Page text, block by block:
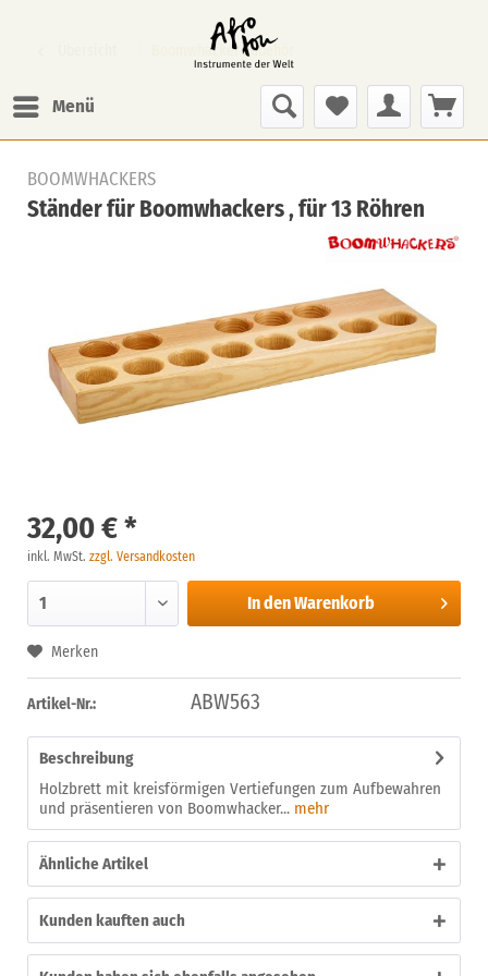
Menü
Boomwhacker Zubehör
BOOMWHACKERS
Ständer für Boomwhackers , für 13 Röhren
32,00 € *
inkl. MwSt. zzgl. Versandkosten
In denWarenkorb
Merken
Artikel-Nr.: ABW563
Beschreibung
Holzbrett mit kreisförmigen Vertiefungen zum Aufbewahren
und präsentieren von Boomwhacker... mehr
Ähnliche Artikel
Kunden kauften auch